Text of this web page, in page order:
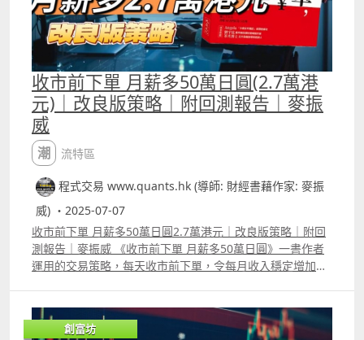
Youtube高級會員版本則會有Predicted_Price RSI的完整代
碼。
收市前下單 月薪多50萬日圓(2.7萬港
元)｜改良版策略｜附回測報告｜麥振
威
潮流特區
程式交易 www.quants.hk (導師: 財經書藉作家: 麥振
威) ・2025-07-07
收市前下單 月薪多50萬日圓2.7萬港元｜改良版策略｜附回
測報告｜麥振威 《收市前下單 月薪多50萬日圓》一書作者
運用的交易策略，每天收市前下單，令每月收入穩定增加，
均線改良，已令策略的回報改善。然後再用AI算法將策略進
一步改良，而且策略變成集中只交易單一股份，過去一年回
創富坊